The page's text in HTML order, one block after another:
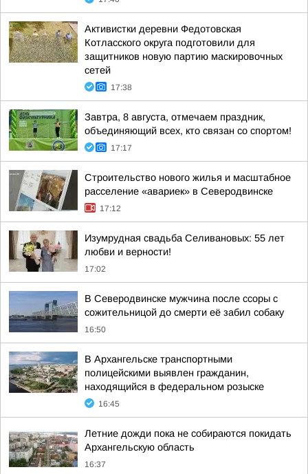
Активистки деревни Федотовская
Котласского округа подготовили для
защитников новую партию маскировочных
сетей
17:38
Завтра, 8 августа, отмечаем праздник,
объединяющий всех, кто связан со спортом!
17:17
Строительство нового жилья и масштабное
расселение «авариек» в Северодвинске
17:12
Изумрудная свадьба Селивановых: 55 лет
любви и верности!
17:02
В Северодвинске мужчина после ссоры с
сожительницой до смерти её забил собаку
16:50
В Архангельске транспортными
полицейскими выявлен гражданин,
находящийся в федеральном розыске
16:45
Летние дожди пока не собираются покидать
Архангельскую область
16:37